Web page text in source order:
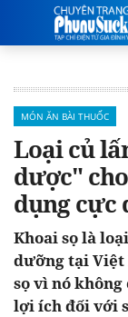
MÓN ĂN BÀI THUỐC
Loại củ
dược"
dụng cực
Khoai sọ là
dưỡng tại Việt
sọ vì nó
lợi ích đối với